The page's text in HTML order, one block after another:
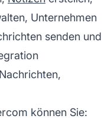
Unternehmen
senden und
können Sie: